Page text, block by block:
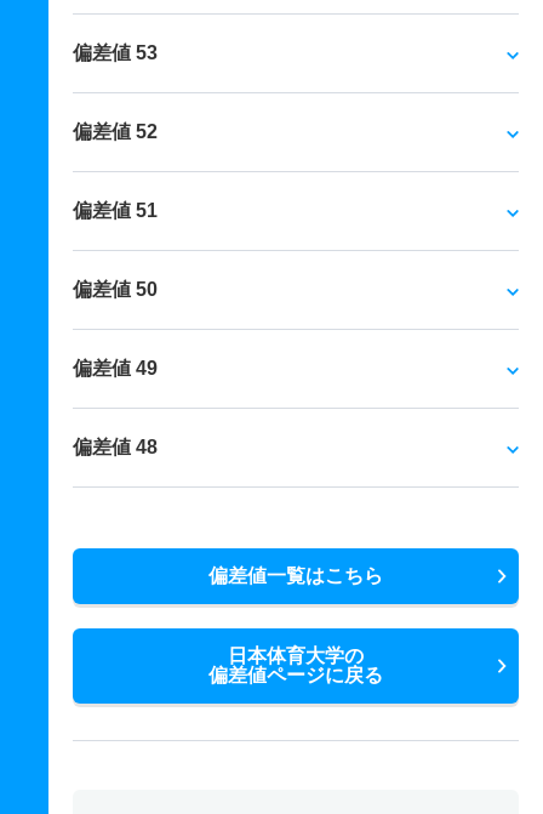
偏差値 53
偏差値 52
偏差値 51
偏差値 50
偏差値 49
偏差値 48
偏差値一覧はこちら
日本体育大学の
偏差値ページに戻る